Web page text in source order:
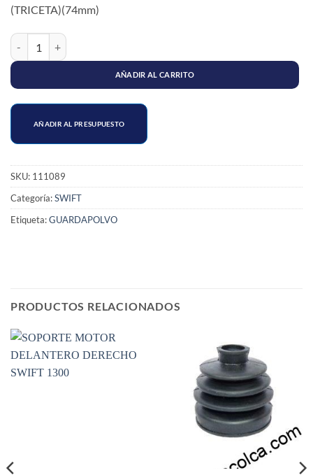
(TRICETA)(74mm)
GUARDAPOLVO EJE LADO CAJA SWIFT 1.3-1.6 (TRICETA 74mm)
AÑADIR AL CARRITO
AÑADIR AL PRESUPUESTO
SKU: 111089
Categoría:SWIFT
Etiqueta:GUARDAPOLVO
PRODUCTOS RELACIONADOS